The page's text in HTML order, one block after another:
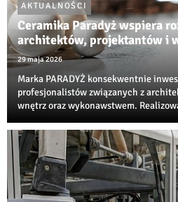
AKTUALNOŚCI
Ceramika Paradyż wspiera
architektów, projektantów i
29 maja 2026
Marka PARADYŻ konsekwentnie
profesjonalistów związanych z
wnętrz oraz wykonawstwem.
edukacyjnych w branży ceramiczne...